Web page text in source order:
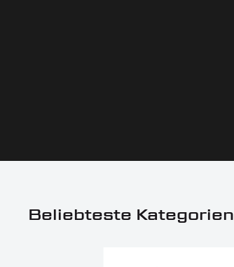
Beliebteste Kategorien